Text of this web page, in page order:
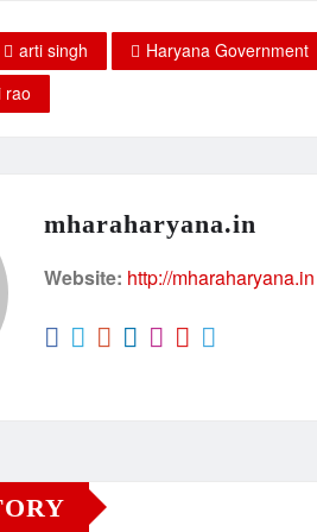
arti singh Haryana Government
rao
mharaharyana.in
Website: http://mharaharyana.in